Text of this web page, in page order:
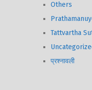
Others
Tattvartha
प्रश्नावली